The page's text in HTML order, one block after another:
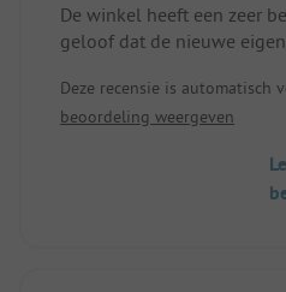
bezig met het opbouwen
dorp is 15 minuten lopen,
Bergerac kunt nemen.
Plek/ huuraccommodatie:
De winkel heeft een zeer
geloof dat de nieuwe
Deze recensie is automatisch
beoordeling weergeven